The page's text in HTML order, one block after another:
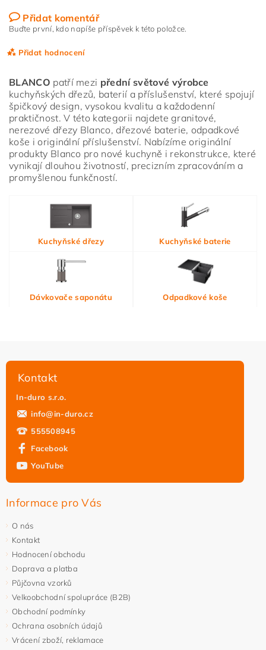
Přidat komentář
Buďte první, kdo napíše příspěvek k této položce.
Přidat hodnocení
Vložením hodnocení souhlasíte s
podmínkami ochrany
osobních údajů
BLANCO patří mezi přední světové výrobce
kuchyňských dřezů, baterií a příslušenství, které spojují
špičkový design, vysokou kvalitu a každodenní
praktičnost. V této kategorii najdete granitové,
nerezové dřezy Blanco, dřezové baterie, odpadkové
koše i originální příslušenství. Nabízíme originální
produkty Blanco pro nové kuchyně i rekonstrukce, které
vynikají dlouhou životností, precizním zpracováním a
promyšlenou funkčností.
Kuchyňské dřezy Kuchyňské baterie
Dávkovače saponátu Odpadkové koše
Kontakt
In-duro s.r.o.
info@in-duro.cz
555508945
Facebook
YouTube
Informace pro Vás
O nás
Kontakt
Hodnocení obchodu
Doprava a platba
Půjčovna vzorků
Velkoobchodní spolupráce (B2B)
Obchodní podmínky
Ochrana osobních údajů
Vrácení zboží, reklamace